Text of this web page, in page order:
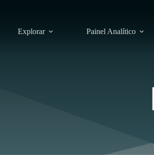
Explorar Painel Analítico